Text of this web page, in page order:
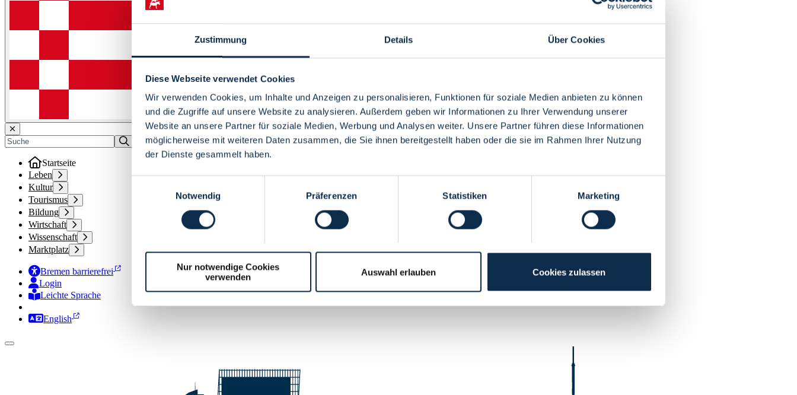
Zustimmung Details Über Cookies
Diese Webseite verwendet Cookies
Wir verwenden Cookies, um Inhalte und Anzeigen zu personalisieren, Funktionen für soziale Medien anbieten zu können
und die Zugriffe auf unsere Website zu analysieren. Außerdem geben wir Informationen zu Ihrer Verwendung unserer
Website an unsere Partner für soziale Medien, Werbung und Analysen weiter. Unsere Partner führen diese Informationen
möglicherweise mit weiteren Daten zusammen, die Sie ihnen bereitgestellt haben oder die sie im Rahmen Ihrer Nutzung
der Dienste gesammelt haben.
Notwendig
Präferenzen Statistiken Marketing
Nur notwendige Cookies
verwenden
Auswahl erlauben Cookies zulassen
Menü
Startseite
Leben
Kultur
Tourismus
Bildung
Wirtschaft
Wissenschaft
Marktplatz
Bremen barrierefrei
Login
Leichte Sprache
Zur Deutschen Gebärdensprache
English